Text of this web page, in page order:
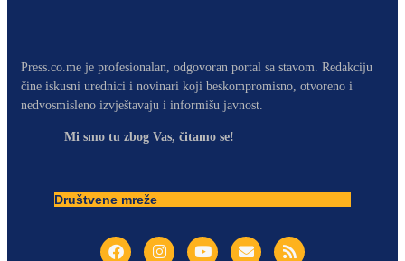
Press.co.me je profesionalan, odgovoran portal sa stavom. Redakciju
čine iskusni urednici i novinari koji beskompromisno, otvoreno i
nedvosmisleno izvještavaju i informišu javnost.
Mi smo tu zbog Vas, čitamo se!
Društvene mreže